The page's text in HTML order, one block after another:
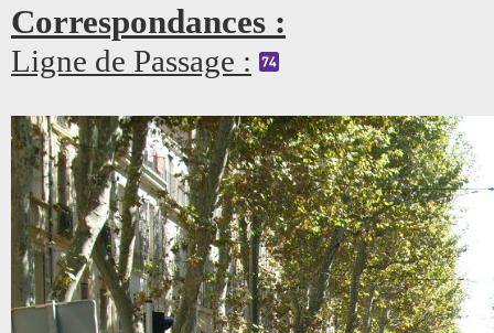
Correspondances :
Ligne de Passage :